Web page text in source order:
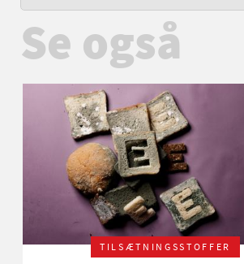
Se også
TILSÆTNINGSSTOFFER